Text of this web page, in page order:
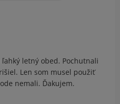
letný obed. Pochutnali
Len som musel použiť
nemali. Ďakujem.